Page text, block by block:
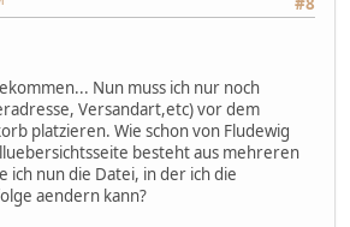
Nun muss ich nur noch
Versandart,etc) vor dem
platzieren. Wie schon von Fludewig
besteht aus mehreren
ich nun die Datei, in der ich die
aendern kann?